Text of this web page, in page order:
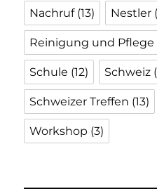
Nachruf(13) Nestler
Reinigung und Pflege
Schule (12) Schweiz
Schweizer Treffen (13)
Workshop (3)